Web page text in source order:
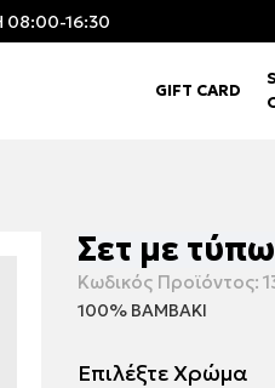
08:00-16:30
GIFT CARD
Σετ με
Κωδικός Προϊόντος:
100% ΒΑΜΒΑΚΙ
Επιλέξτε Χρώμα